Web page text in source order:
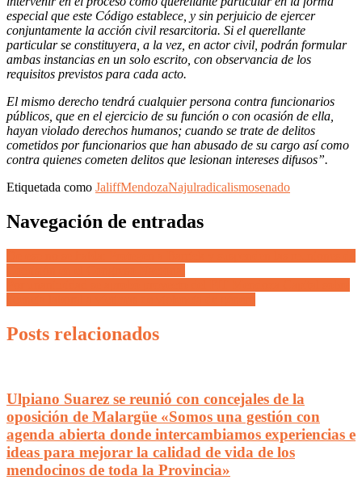
especial que este Código establece, y sin perjuicio de ejercer
conjuntamente la acción civil resarcitoria. Si el querellante
particular se constituyera, a la vez, en actor civil, podrán formular
ambas instancias en un solo escrito, con observancia de los
requisitos previstos para cada acto.
El mismo derecho tendrá cualquier persona contra funcionarios
públicos, que en el ejercicio de su función o con ocasión de ella,
hayan violado derechos humanos; cuando se trate de delitos
cometidos por funcionarios que han abusado de su cargo así como
contra quienes cometen delitos que lesionan intereses difusos”.
Etiquetada como JaliffMendozaNajulradicalismosenado
Navegación de entradas
Posts relacionados
Ulpiano Suarez se reunió con concejales de la
oposición de Malargüe «Somos una gestión con
agenda abierta donde intercambiamos experiencias e
ideas para mejorar la calidad de vida de los
mendocinos de toda la Provincia»